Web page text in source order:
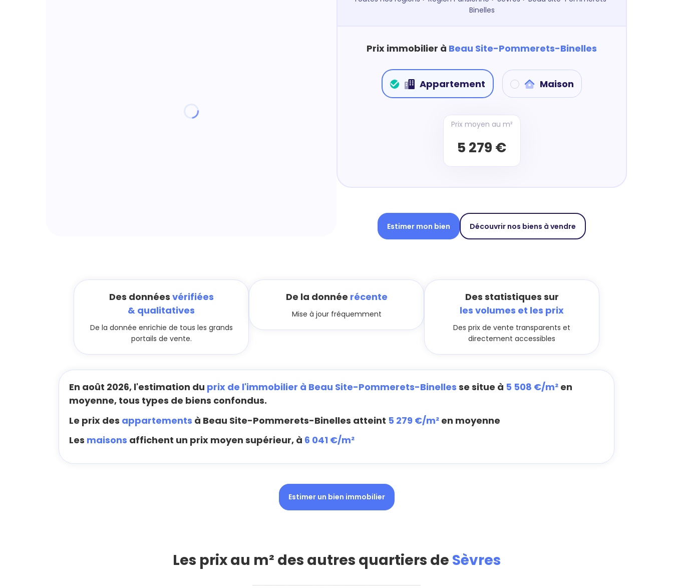
Binelles
Prix immobilier à Beau Site-Pommerets-Binelles
Appartement Maison
Prix moyen au m²
5 279 €
Estimer mon bien Découvrir nos biens à vendre
Des données vérifiées
& qualitatives
De la donnée enrichie de tous les grands
portails de vente.
De la donnée récente
Mise à jour fréquemment
Des statistiques sur
les volumes et les prix
Des prix de vente transparents et
directement accessibles
En août 2026, l'estimation du prix de l'immobilier à Beau Site-Pommerets-Binelles se situe à 5 508 €/m² en
moyenne, tous types de biens confondus.
Le prix des appartements à Beau Site-Pommerets-Binelles atteint 5 279 €/m² en moyenne
Les maisons affichent un prix moyen supérieur, à 6 041 €/m²
Estimer un bien immobilier
Les prix au m² des autres quartiers de Sèvres